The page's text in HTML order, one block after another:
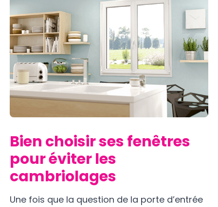
Bien choisir ses fenêtres
pour éviter les
cambriolages
Une fois que la question de la porte d’entrée